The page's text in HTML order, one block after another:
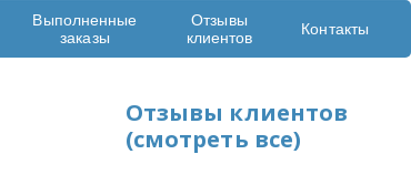
Выполненные
заказы
Отзывы
клиентов
Контакты
Отзывы клиентов
(смотреть все)